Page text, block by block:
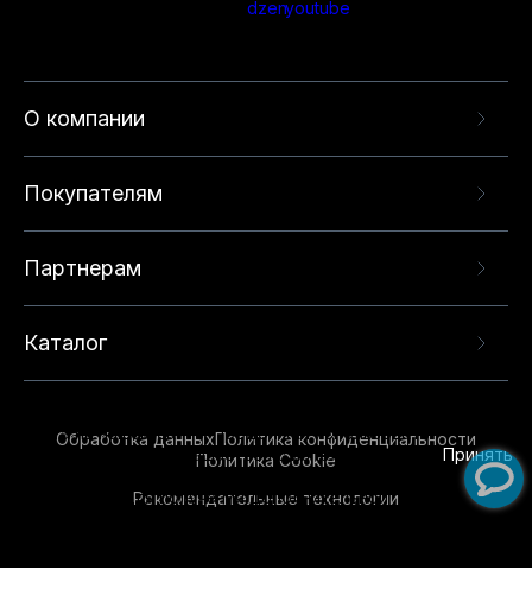
О компании
Покупателям
Партнерам
Каталог
Обработка данныхПолитика конфиденциальности
Политика Cookie
Рекомендательные технологии
опыта на нашем сайте. Продолжая использовать
данный сайт, вы соглашаетесь с использованием
технологий. Для получения дополнительной
Принять